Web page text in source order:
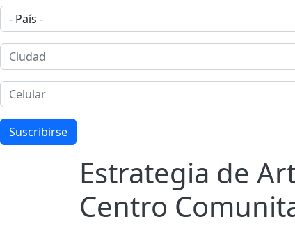
País
Ciudad
Celular
Suscribirse
Estrategia de
Centro